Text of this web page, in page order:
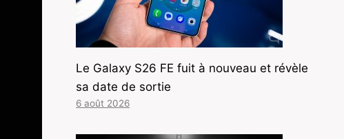
Le Galaxy S26 FE fuit à nouveau et révèle
sa date de sortie
6 août 2026